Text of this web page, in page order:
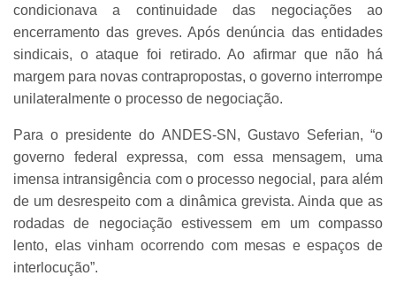
condicionava a continuidade das negociações ao
encerramento das greves. Após denúncia das entidades
sindicais, o ataque foi retirado. Ao afirmar que não há
margem para novas contrapropostas, o governo interrompe
unilateralmente o processo de negociação.
Para o presidente do ANDES-SN, Gustavo Seferian, “o
governo federal expressa, com essa mensagem, uma
imensa intransigência com o processo negocial, para além
de um desrespeito com a dinâmica grevista. Ainda que as
rodadas de negociação estivessem em um compasso
lento, elas vinham ocorrendo com mesas e espaços de
interlocução”.